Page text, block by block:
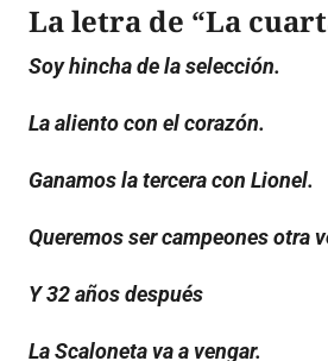
La letra de “La
Soy hincha de la selección.
La aliento con el corazón.
Ganamos la tercera con Lionel.
Queremos ser campeones otra
Y 32 años después
La Scaloneta va a vengar.